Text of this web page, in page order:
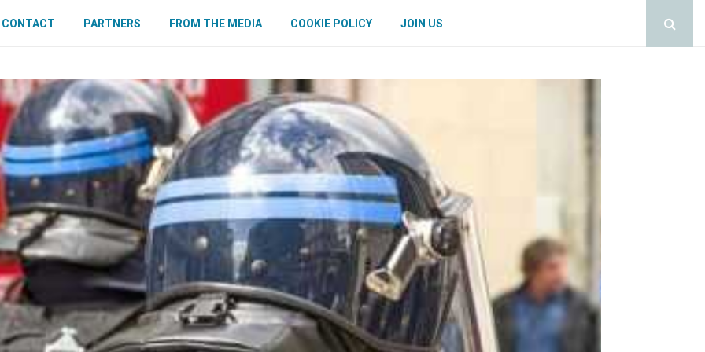
CONTACT PARTNERS FROM THE MEDIA COOKIE POLICY JOIN US